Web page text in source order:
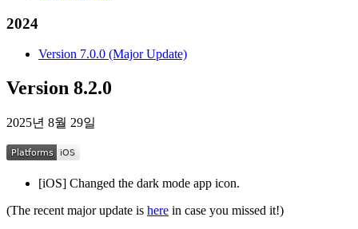
2024
Version 7.0.0 (Major Update)
Version 8.2.0
2025년 8월 29일
[iOS] Changed the dark mode app icon.
(The recent major update is here in case you missed it!)